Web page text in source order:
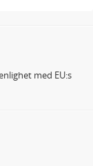
med EU:s